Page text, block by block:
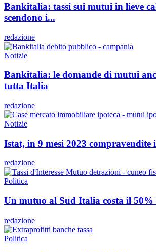
Bankitalia: tassi sui mutui in lieve
scendono i...
redazione
Notizie
Bankitalia: le domande di mutui
tutta Italia
redazione
Notizie
Istat, in 9 mesi 2023
redazione
Politica
Un mutuo al Sud Italia costa il 50%
redazione
Politica